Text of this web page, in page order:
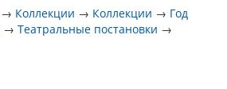
→ Коллекции → Коллекции → Год
→Театральные постановки →